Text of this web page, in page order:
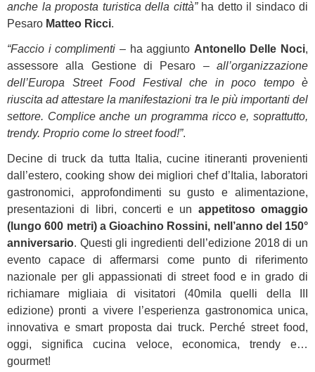
anche la proposta turistica della città”ha detto il sindaco di
Pesaro Matteo Ricci.
“Faccio i complimenti – ha aggiunto Antonello Delle Noci,
assessore alla Gestione di Pesaro – all’organizzazione
dell’Europa Street Food Festival che in poco tempo è
riuscita ad attestare la manifestazioni tra le più importanti del
settore. Complice anche un programma ricco e, soprattutto,
trendy. Proprio come lo street food!”.
Decine di truck da tutta Italia, cucine itineranti provenienti
dall’estero, cooking show dei migliori chef d’Italia, laboratori
gastronomici, approfondimenti su gusto e alimentazione,
presentazioni di libri, concerti e un appetitoso omaggio
(lungo 600 metri) a Gioachino Rossini, nell’anno del 150°
anniversario. Questi gli ingredienti dell’edizione 2018 di un
evento capace di affermarsi come punto di riferimento
nazionale per gli appassionati di street food e in grado di
richiamare migliaia di visitatori (40mila quelli della III
edizione) pronti a vivere l’esperienza gastronomica unica,
innovativa e smart proposta dai truck. Perché street food,
oggi, significa cucina veloce, economica, trendy e…
gourmet!